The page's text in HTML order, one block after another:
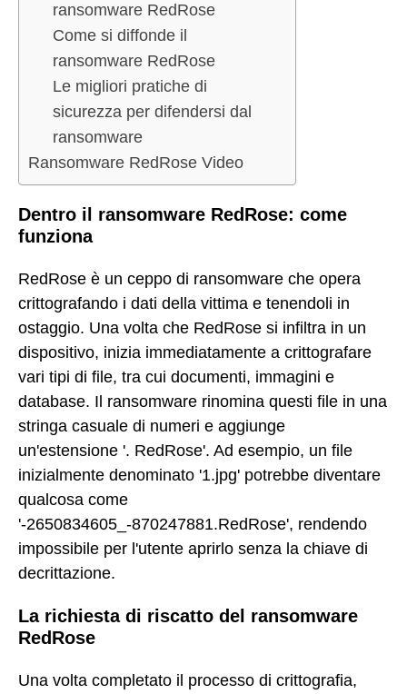
ransomware RedRose
Come si diffonde il
ransomware RedRose
Le migliori pratiche di
sicurezza per difendersi dal
ransomware
Ransomware RedRose Video
Dentro il ransomware RedRose: come
funziona
RedRose è un ceppo di ransomware che opera
crittografando i dati della vittima e tenendoli in
ostaggio. Una volta che RedRose si infiltra in un
dispositivo, inizia immediatamente a crittografare
vari tipi di file, tra cui documenti, immagini e
database. Il ransomware rinomina questi file in una
stringa casuale di numeri e aggiunge
un'estensione '. RedRose'. Ad esempio, un file
inizialmente denominato '1.jpg' potrebbe diventare
qualcosa come
'-2650834605_-870247881.RedRose', rendendo
impossibile per l'utente aprirlo senza la chiave di
decrittazione.
La richiesta di riscatto del ransomware
RedRose
Una volta completato il processo di crittografia,